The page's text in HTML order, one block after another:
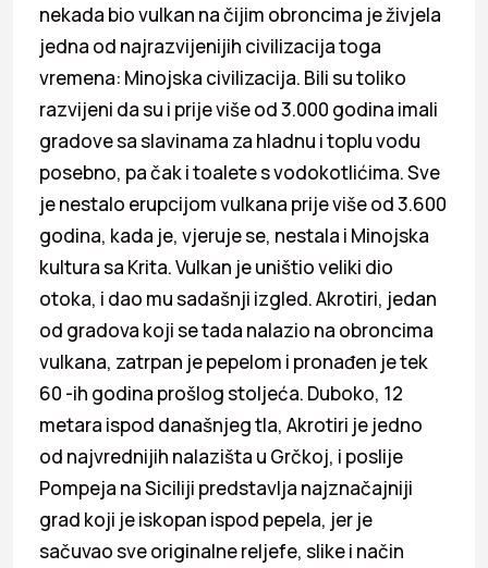
nekada bio vulkan na čijim obroncima je živjela
jedna od najrazvijenijih civilizacija toga
vremena: Minojska civilizacija. Bili su toliko
razvijeni da su i prije više od 3.000 godina imali
gradove sa slavinama za hladnu i toplu vodu
posebno, pa čak i toalete s vodokotlićima. Sve
je nestalo erupcijom vulkana prije više od 3.600
godina, kada je, vjeruje se, nestala i Minojska
kultura sa Krita. Vulkan je uništio veliki dio
otoka, i dao mu sadašnji izgled. Akrotiri, jedan
od gradova koji se tada nalazio na obroncima
vulkana, zatrpan je pepelom i pronađen je tek
60 -ih godina prošlog stoljeća. Duboko, 12
metara ispod današnjeg tla, Akrotiri je jedno
od najvrednijih nalazišta u Grčkoj, i poslije
Pompeja na Siciliji predstavlja najznačajniji
grad koji je iskopan ispod pepela, jer je
sačuvao sve originalne reljefe, slike i način